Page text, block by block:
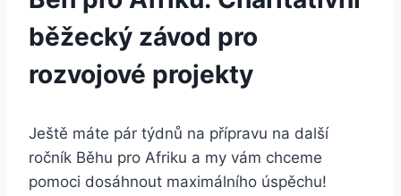
běžecký závod pro
rozvojové projekty
Ještě máte pár týdnů na přípravu na další
ročník Běhu pro Afriku a my vám chceme
pomoci dosáhnout maximálního úspěchu!